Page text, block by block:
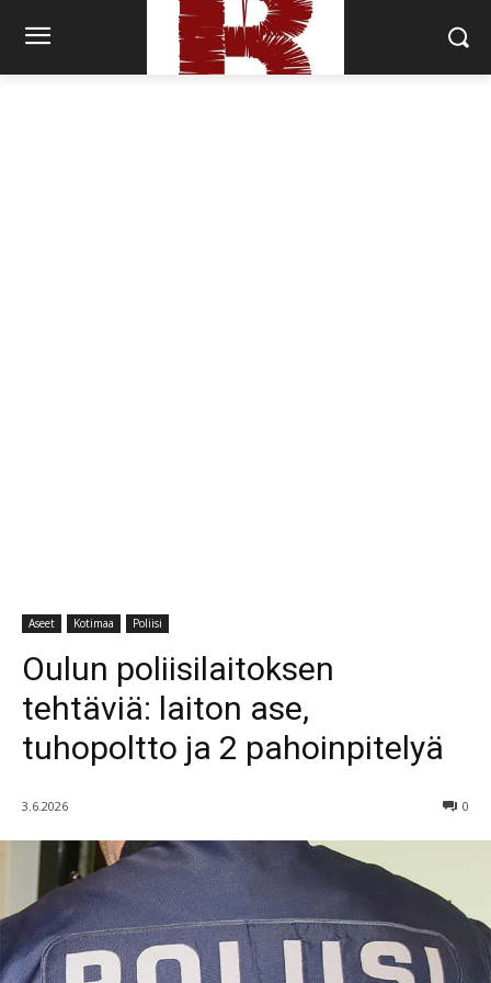
Aseet Kotimaa Poliisi
Oulun poliisilaitoksen
tehtäviä: laiton ase,
tuhopoltto ja 2 pahoinpitelyä
3.6.2026 0